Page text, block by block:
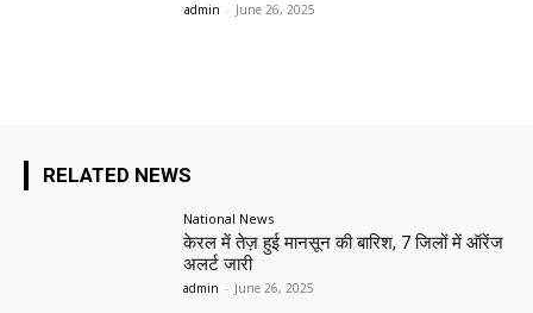
admin - June 26, 2025
RELATED NEWS
National News
केरल में तेज़ हुई मानसून की बारिश, 7 जिलों में ऑरेंज
अलर्ट जारी
admin - June 26, 2025